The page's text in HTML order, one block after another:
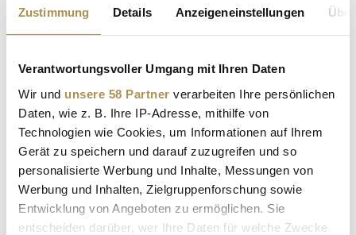
Zustimmung Details Anzeigeneinstellungen
Verantwortungsvoller Umgang mit Ihren Daten
Wir und unsere 58 Partner verarbeiten Ihre persönlichen
Daten, wie z. B. Ihre IP-Adresse, mithilfe von
Technologien wie Cookies, um Informationen auf Ihrem
Gerät zu speichern und darauf zuzugreifen und so
personalisierte Werbung und Inhalte, Messungen von
Werbung und Inhalten, Zielgruppenforschung sowie
Entwicklung von Angeboten zu ermöglichen. Sie
entscheiden darüber, wer Ihre Daten für welche Zwecke